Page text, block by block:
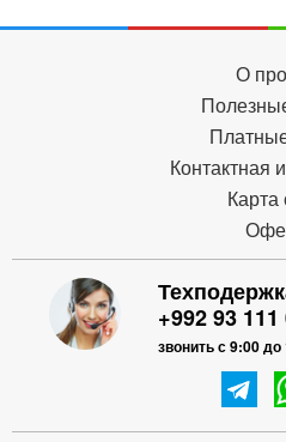
О
Контактная
Карта
+992 93 111
звонить с 9:00 до